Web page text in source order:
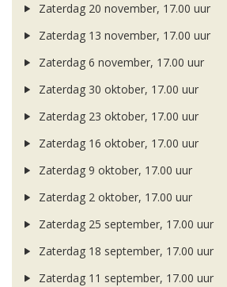
Zaterdag 20 november, 17.00 uur
Zaterdag 13 november, 17.00 uur
Zaterdag 6 november, 17.00 uur
Zaterdag 30 oktober, 17.00 uur
Zaterdag 23 oktober, 17.00 uur
Zaterdag 16 oktober, 17.00 uur
Zaterdag 9 oktober, 17.00 uur
Zaterdag 2 oktober, 17.00 uur
Zaterdag 25 september, 17.00 uur
Zaterdag 18 september, 17.00 uur
Zaterdag 11 september, 17.00 uur